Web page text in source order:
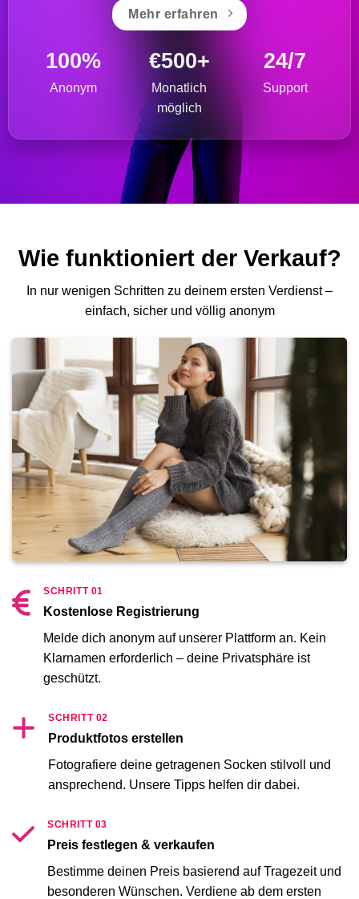
Mehr erfahren
100%
Anonym
€500+
Monatlich
möglich
24/7
Support
Wie funktioniert der Verkauf?
In nur wenigen Schritten zu deinem ersten Verdienst –
einfach, sicher und völlig anonym
SCHRITT 01
Kostenlose Registrierung
Melde dich anonym auf unserer Plattform an. Kein
Klarnamen erforderlich – deine Privatsphäre ist
geschützt.
SCHRITT 02
Produktfotos erstellen
Fotografiere deine getragenen Socken stilvoll und
ansprechend. Unsere Tipps helfen dir dabei.
SCHRITT 03
Preis festlegen & verkaufen
Bestimme deinen Preis basierend auf Tragezeit und
besonderen Wünschen. Verdiene ab dem ersten